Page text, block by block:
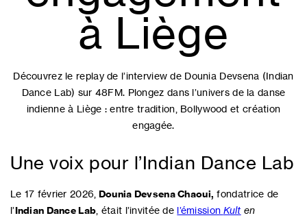
à Liège
Découvrez le replay de l’interview de Dounia Devsena (Indian
Dance Lab) sur 48FM. Plongez dans l’univers de la danse
indienne à Liège : entre tradition, Bollywood et création
engagée.
Une voix pour l’Indian Dance Lab
Le 17 février 2026, Dounia Devsena Chaoui, fondatrice de
l’Indian Dance Lab , était l’invitée de l’émission Kult en